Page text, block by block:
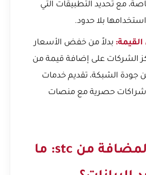
مع تحديد التطبيقات التي
بلا حدود.
القيمة: بدلاً من خفض الأسعار
الشركات على إضافة قيمة من
جودة الشبكة، تقديم خدمات
شراكات حصرية مع منصات
القيمة المضافة من stc: ما